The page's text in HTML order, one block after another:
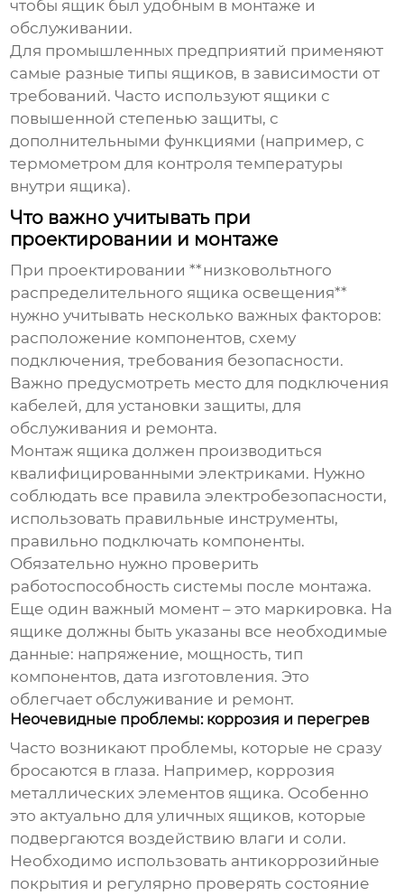
чтобы ящик был удобным в монтаже и
обслуживании.
Для промышленных предприятий применяют
самые разные типы ящиков, в зависимости от
требований. Часто используют ящики с
повышенной степенью защиты, с
дополнительными функциями (например, с
термометром для контроля температуры
внутри ящика).
Что важно учитывать при
проектировании и монтаже
При проектировании **низковольтного
распределительного ящика освещения**
нужно учитывать несколько важных факторов:
расположение компонентов, схему
подключения, требования безопасности.
Важно предусмотреть место для подключения
кабелей, для установки защиты, для
обслуживания и ремонта.
Монтаж ящика должен производиться
квалифицированными электриками. Нужно
соблюдать все правила электробезопасности,
использовать правильные инструменты,
правильно подключать компоненты.
Обязательно нужно проверить
работоспособность системы после монтажа.
Еще один важный момент – это маркировка. На
ящике должны быть указаны все необходимые
данные: напряжение, мощность, тип
компонентов, дата изготовления. Это
облегчает обслуживание и ремонт.
Неочевидные проблемы: коррозия и перегрев
Часто возникают проблемы, которые не сразу
бросаются в глаза. Например, коррозия
металлических элементов ящика. Особенно
это актуально для уличных ящиков, которые
подвергаются воздействию влаги и соли.
Необходимо использовать антикоррозийные
покрытия и регулярно проверять состояние